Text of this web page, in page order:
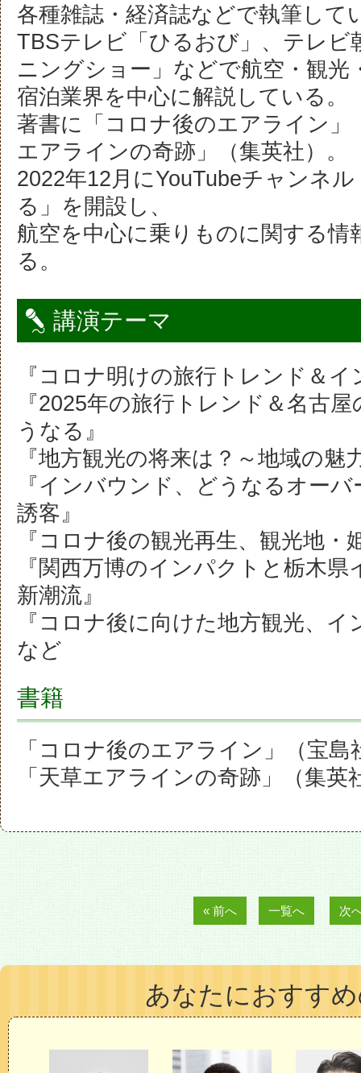
各種雑誌・経済誌などで執筆して
TBSテレビ「ひるおび」、テレビ
ニングショー」などで航空・観光
宿泊業界を中心に解説している。
著書に「コロナ後のエアライン」
エアラインの奇跡」（集英社）。
2022年12月にYouTubeチャンネ
る」を開設し、
航空を中心に乗りものに関する情
る。
講演テーマ
『コロナ明けの旅行トレンド＆
『2025年の旅行トレンド＆名古
うなる』
『地方観光の将来は？～地域の魅
『インバウンド、どうなるオー
誘客』
『コロナ後の観光再生、観光地・
『関西万博のインパクトと栃木
新潮流』
『コロナ後に向けた地方観光、
など
書籍
「コロナ後のエアライン」（宝島
「天草エアラインの奇跡」（集英
« 前へ 一覧へ 次
あなたにおすす